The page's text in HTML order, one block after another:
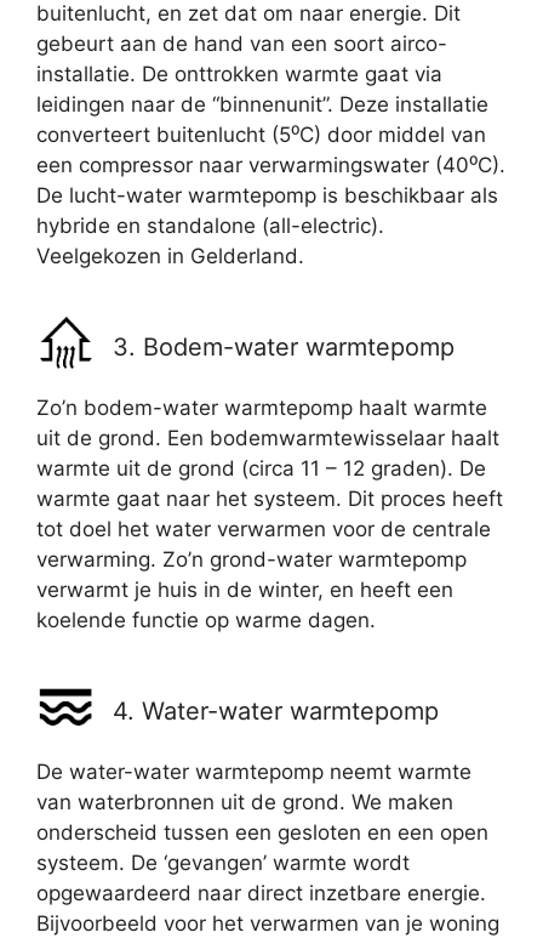
buitenlucht, en zet dat om naar energie. Dit
gebeurt aan de hand van een soort airco-
installatie. De onttrokken warmte gaat via
leidingen naar de “binnenunit”. Deze installatie
converteert buitenlucht (5⁰C) door middel van
een compressor naar verwarmingswater (40⁰C).
De lucht-water warmtepomp is beschikbaar als
hybride en standalone (all-electric).
Veelgekozen in Gelderland.
3. Bodem-water warmtepomp
Zo’n bodem-water warmtepomp haalt warmte
uit de grond. Een bodemwarmtewisselaar haalt
warmte uit de grond (circa 11 – 12 graden). De
warmte gaat naar het systeem. Dit proces heeft
tot doel het water verwarmen voor de centrale
verwarming. Zo’n grond-water warmtepomp
verwarmt je huis in de winter, en heeft een
koelende functie op warme dagen.
4. Water-water warmtepomp
De water-water warmtepomp neemt warmte
van waterbronnen uit de grond. We maken
onderscheid tussen een gesloten en een open
systeem. De ‘gevangen’ warmte wordt
opgewaardeerd naar direct inzetbare energie.
Bijvoorbeeld voor het verwarmen van je woning